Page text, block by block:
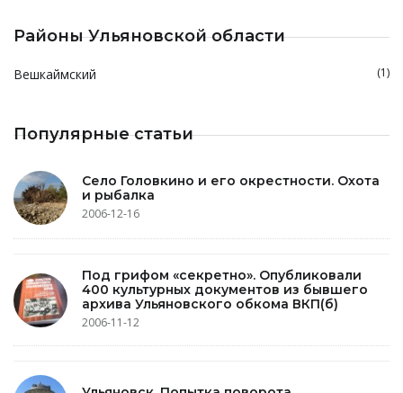
Районы Ульяновской области
Вешкаймский (1)
Популярные статьи
Село Головкино и его окрестности. Охота
и рыбалка
2006-12-16
Под грифом «секретно». Опубликовали
400 культурных документов из бывшего
архива Ульяновского обкома ВКП(б)
2006-11-12